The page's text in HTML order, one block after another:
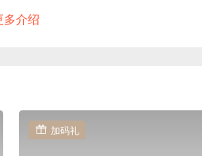
使用，全部堅持使用國際大品，天然
多介绍
加码礼